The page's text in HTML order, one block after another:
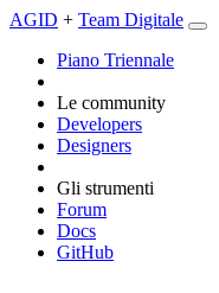
AGID + Team Digitale
Piano Triennale
Le community
Developers
Designers
Gli strumenti
Forum
Docs
GitHub